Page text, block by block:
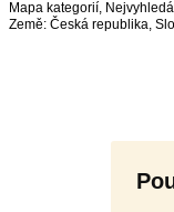
Mapa kategorií,
Země: Česká republika,